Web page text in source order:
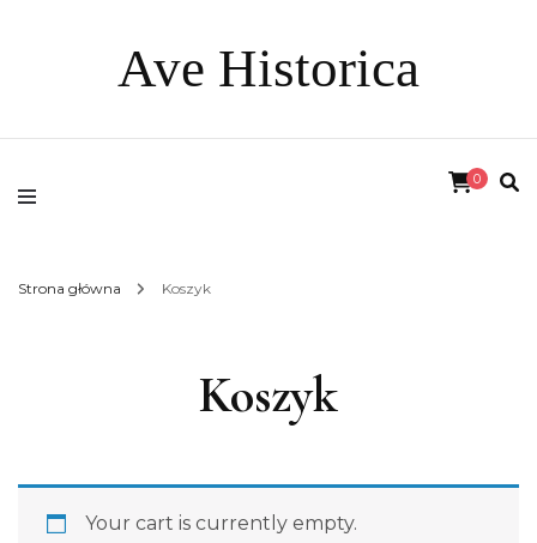
Ave Historica
0
Strona główna Koszyk
Koszyk
Your cart is currently empty.